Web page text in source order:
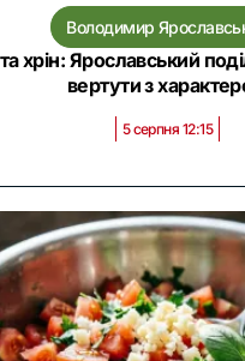
Володимир
хрін: Ярославський
вертути з
5 серпня 12:15